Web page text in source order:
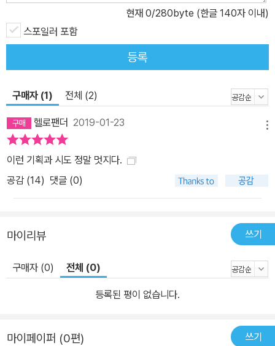
현재 0/280byte (한글 140자 이내)
스포일러 포함
등록
구매자 (1) 전체 (2)
헬로팬더 2019-01-23
이런 기획과 시도 정말 멋지다.
공감 (14) 댓글 (0)
마이리뷰 쓰기
구매자 (0) 전체 (0)
등록된 평이 없습니다.
마이페이퍼 (0편) 쓰기